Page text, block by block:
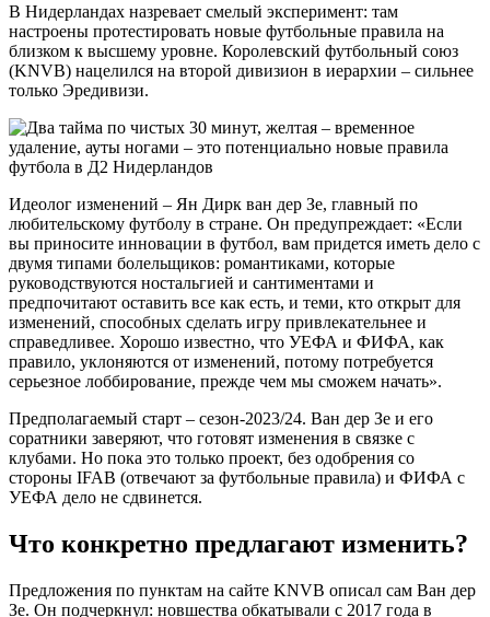
В Нидерландах назревает смелый эксперимент: там
настроены протестировать новые футбольные правила на
близком к высшему уровне. Королевский футбольный союз
(KNVB) нацелился на второй дивизион в иерархии – сильнее
только Эредивизи.
Идеолог изменений – Ян Дирк ван дер Зе, главный по
любительскому футболу в стране. Он предупреждает: «Если
вы приносите инновации в футбол, вам придется иметь дело с
двумя типами болельщиков: романтиками, которые
руководствуются ностальгией и сантиментами и
предпочитают оставить все как есть, и теми, кто открыт для
изменений, способных сделать игру привлекательнее и
справедливее. Хорошо известно, что УЕФА и ФИФА, как
правило, уклоняются от изменений, потому потребуется
серьезное лоббирование, прежде чем мы сможем начать».
Предполагаемый старт – сезон-2023/24. Ван дер Зе и его
соратники заверяют, что готовят изменения в связке с
клубами. Но пока это только проект, без одобрения со
стороны IFAB (отвечают за футбольные правила) и ФИФА с
УЕФА дело не сдвинется.
Что конкретно предлагают изменить?
Предложения по пунктам на сайте KNVB описал сам Ван дер
Зе. Он подчеркнул: новшества обкатывали с 2017 года в